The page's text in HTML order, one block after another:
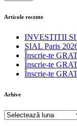
Articole recente
INVESTITII
SIAL Paris
Înscrie-te
Înscrie-te
Înscrie-te
Arhive
Arhive